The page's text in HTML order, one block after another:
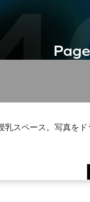
乳スペース。写真を